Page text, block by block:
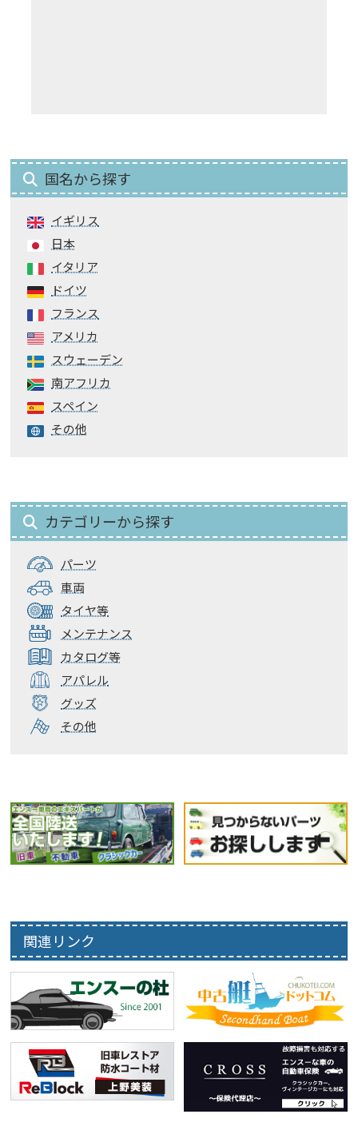
国名から探す
イギリス
日本
イタリア
ドイツ
フランス
アメリカ
スウェーデン
南アフリカ
スペイン
その他
カテゴリーから探す
パーツ
車両
タイヤ等
メンテナンス
カタログ等
アパレル
グッズ
その他
関連リンク